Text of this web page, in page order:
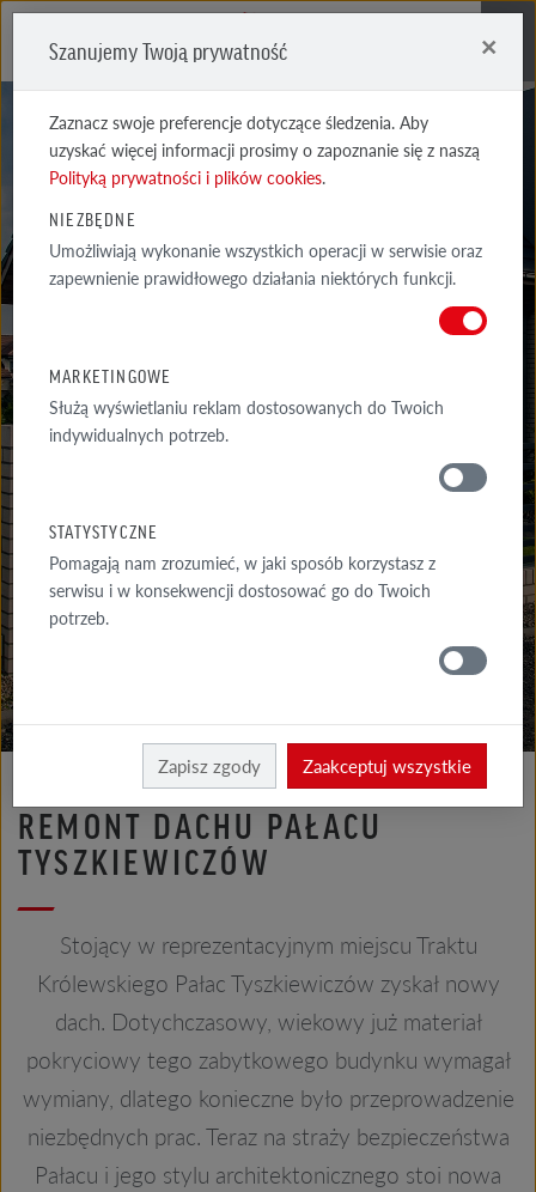
REALIZACJE
WYSELEKCJONOWANE PRZYKŁADY NAJCIEKAWSZYCH REALIZACJI
GALERIA
ELEWACJA
REMONT DACHU PAŁACU
TYSZKIEWICZÓW
Stojący w reprezentacyjnym miejscu Traktu
Królewskiego Pałac Tyszkiewiczów zyskał nowy
dach. Dotychczasowy, wiekowy już materiał
pokryciowy tego zabytkowego budynku wymagał
wymiany, dlatego konieczne było przeprowadzenie
niezbędnych prac. Teraz na straży bezpieczeństwa
Pałacu i jego stylu architektonicznego stoi nowa
Szanujemy Twoją prywatność ×
Zaznacz swoje preferencje dotyczące śledzenia. Aby
uzyskać więcej informacji prosimy o zapoznanie się z naszą
Polityką prywatności i plików cookies.
NIEZBĘDNE
Umożliwiają wykonanie wszystkich operacji w serwisie oraz
zapewnienie prawidłowego działania niektórych funkcji.
MARKETINGOWE
Służą wyświetlaniu reklam dostosowanych do Twoich
indywidualnych potrzeb.
STATYSTYCZNE
Pomagają nam zrozumieć, w jaki sposób korzystasz z
serwisu i w konsekwencji dostosować go do Twoich
potrzeb.
Zapisz zgody Zaakceptuj wszystkie